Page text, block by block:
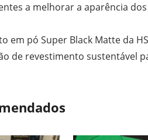
a melhorar a aparência
em pó Super Black Matte da
de revestimento sustentável